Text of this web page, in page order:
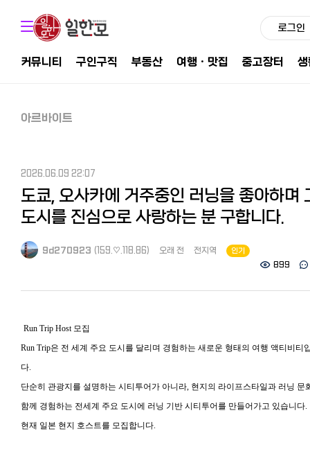
로그인
커뮤니티 구인구직 부동산 여행ㆍ맛집 중고장터
아르바이트
2026.06.09 22:07
도쿄, 오사카에 거주중인 러닝을 좋아하며
도시를 진심으로 사랑하는 분 구합니다.
9d270923 (159.♡.118.86) 오래 전 전지역
인기
899
Run Trip Host 모집
Run Trip은 전 세계 주요 도시를 달리며 경험하는 새로운 형태의 여행 액티비티
다.
단순히 관광지를 설명하는 시티투어가 아니라, 현지의 라이프스타일과 러닝 문
함께 경험하는 전세계 주요 도시에 러닝 기반 시티투어를 만들어가고 있습니다.
현재 일본 현지 호스트를 모집합니다.